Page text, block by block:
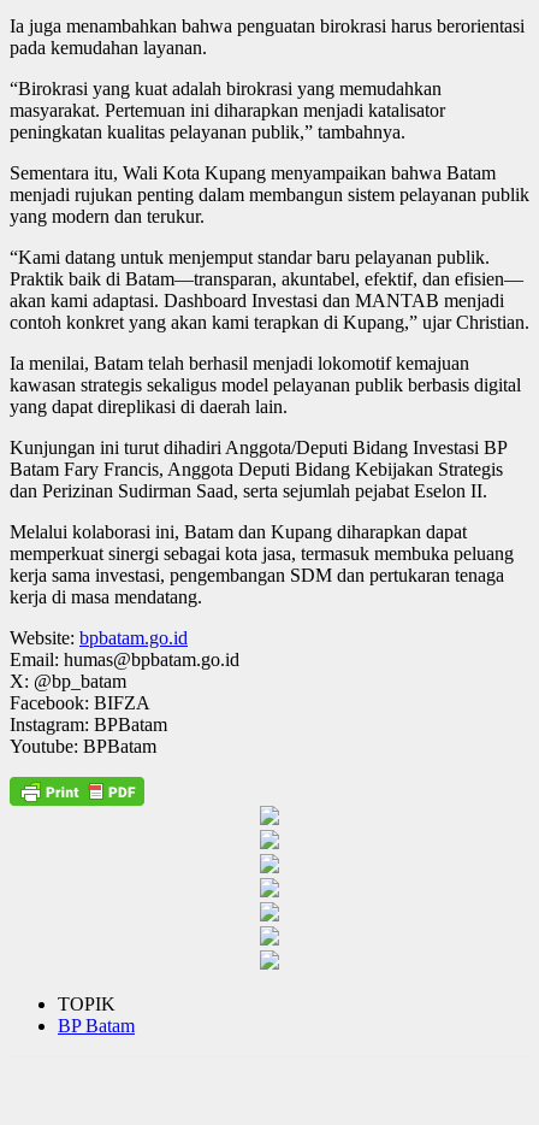
Ia juga menambahkan bahwa penguatan birokrasi harus berorientasi
pada kemudahan layanan.
“Birokrasi yang kuat adalah birokrasi yang memudahkan
masyarakat. Pertemuan ini diharapkan menjadi katalisator
peningkatan kualitas pelayanan publik,” tambahnya.
Sementara itu, Wali Kota Kupang menyampaikan bahwa Batam
menjadi rujukan penting dalam membangun sistem pelayanan publik
yang modern dan terukur.
“Kami datang untuk menjemput standar baru pelayanan publik.
Praktik baik di Batam—transparan, akuntabel, efektif, dan efisien—
akan kami adaptasi. Dashboard Investasi dan MANTAB menjadi
contoh konkret yang akan kami terapkan di Kupang,” ujar Christian.
Ia menilai, Batam telah berhasil menjadi lokomotif kemajuan
kawasan strategis sekaligus model pelayanan publik berbasis digital
yang dapat direplikasi di daerah lain.
Kunjungan ini turut dihadiri Anggota/Deputi Bidang Investasi BP
Batam Fary Francis, Anggota Deputi Bidang Kebijakan Strategis
dan Perizinan Sudirman Saad, serta sejumlah pejabat Eselon II.
Melalui kolaborasi ini, Batam dan Kupang diharapkan dapat
memperkuat sinergi sebagai kota jasa, termasuk membuka peluang
kerja sama investasi, pengembangan SDM dan pertukaran tenaga
kerja di masa mendatang.
Website: bpbatam.go.id
Email: humas@bpbatam.go.id
X: @bp_batam
Facebook: BIFZA
Instagram: BPBatam
Youtube: BPBatam
TOPIK
BP Batam